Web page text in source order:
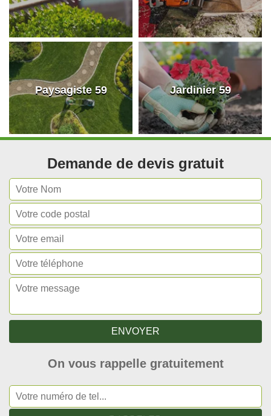
Paysagiste 59 Jardinier 59
Demande de devis gratuit
On vous rappelle gratuitement